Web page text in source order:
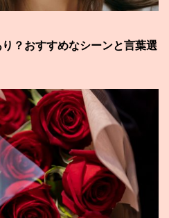
？おすすめなシーンと言葉選